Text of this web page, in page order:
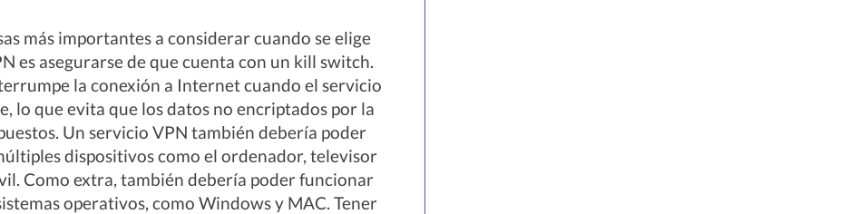
más importantes a considerar cuando se elige
es asegurarse de que cuenta con un kill switch.
la conexión a Internet cuando el servicio
lo que evita que los datos no encriptados por la
Un servicio VPN también debería poder
dispositivos como el ordenador, televisor
Como extra, también debería poder funcionar
operativos, como Windows y MAC. Tener